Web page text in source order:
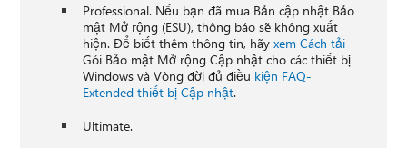
Professional. Nếu bạn đã mua Bản cập nhật Bảo
mật Mở rộng (ESU), thông báo sẽ không xuất
hiện. Để biết thêm thông tin, hãy xem Cách tải
Gói Bảo mật Mở rộng Cập nhật cho các thiết bị
Windows và Vòng đời đủ điều kiện FAQ-
Extended thiết bị Cập nhật.
Ultimate.